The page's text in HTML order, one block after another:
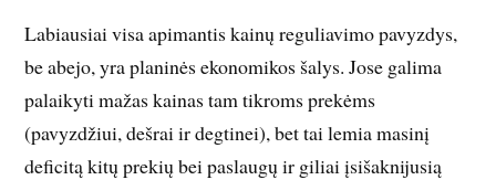
Labiausiai visa apimantis kainų reguliavimo pavyzdys,
be abejo, yra planinės ekonomikos šalys. Jose galima
palaikyti mažas kainas tam tikroms prekėms
(pavyzdžiui, dešrai ir degtinei), bet tai lemia masinį
deficitą kitų prekių bei paslaugų ir giliai įsišaknijusią